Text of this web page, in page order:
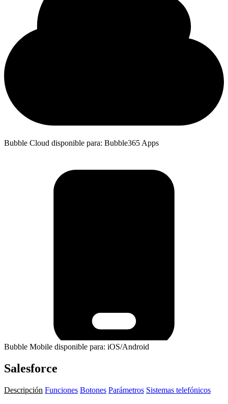
Bubble Cloud disponible para: Bubble365 Apps
Bubble Mobile disponible para: iOS/Android
Salesforce
Descripción Funciones Botones Parámetros Sistemas telefónicos